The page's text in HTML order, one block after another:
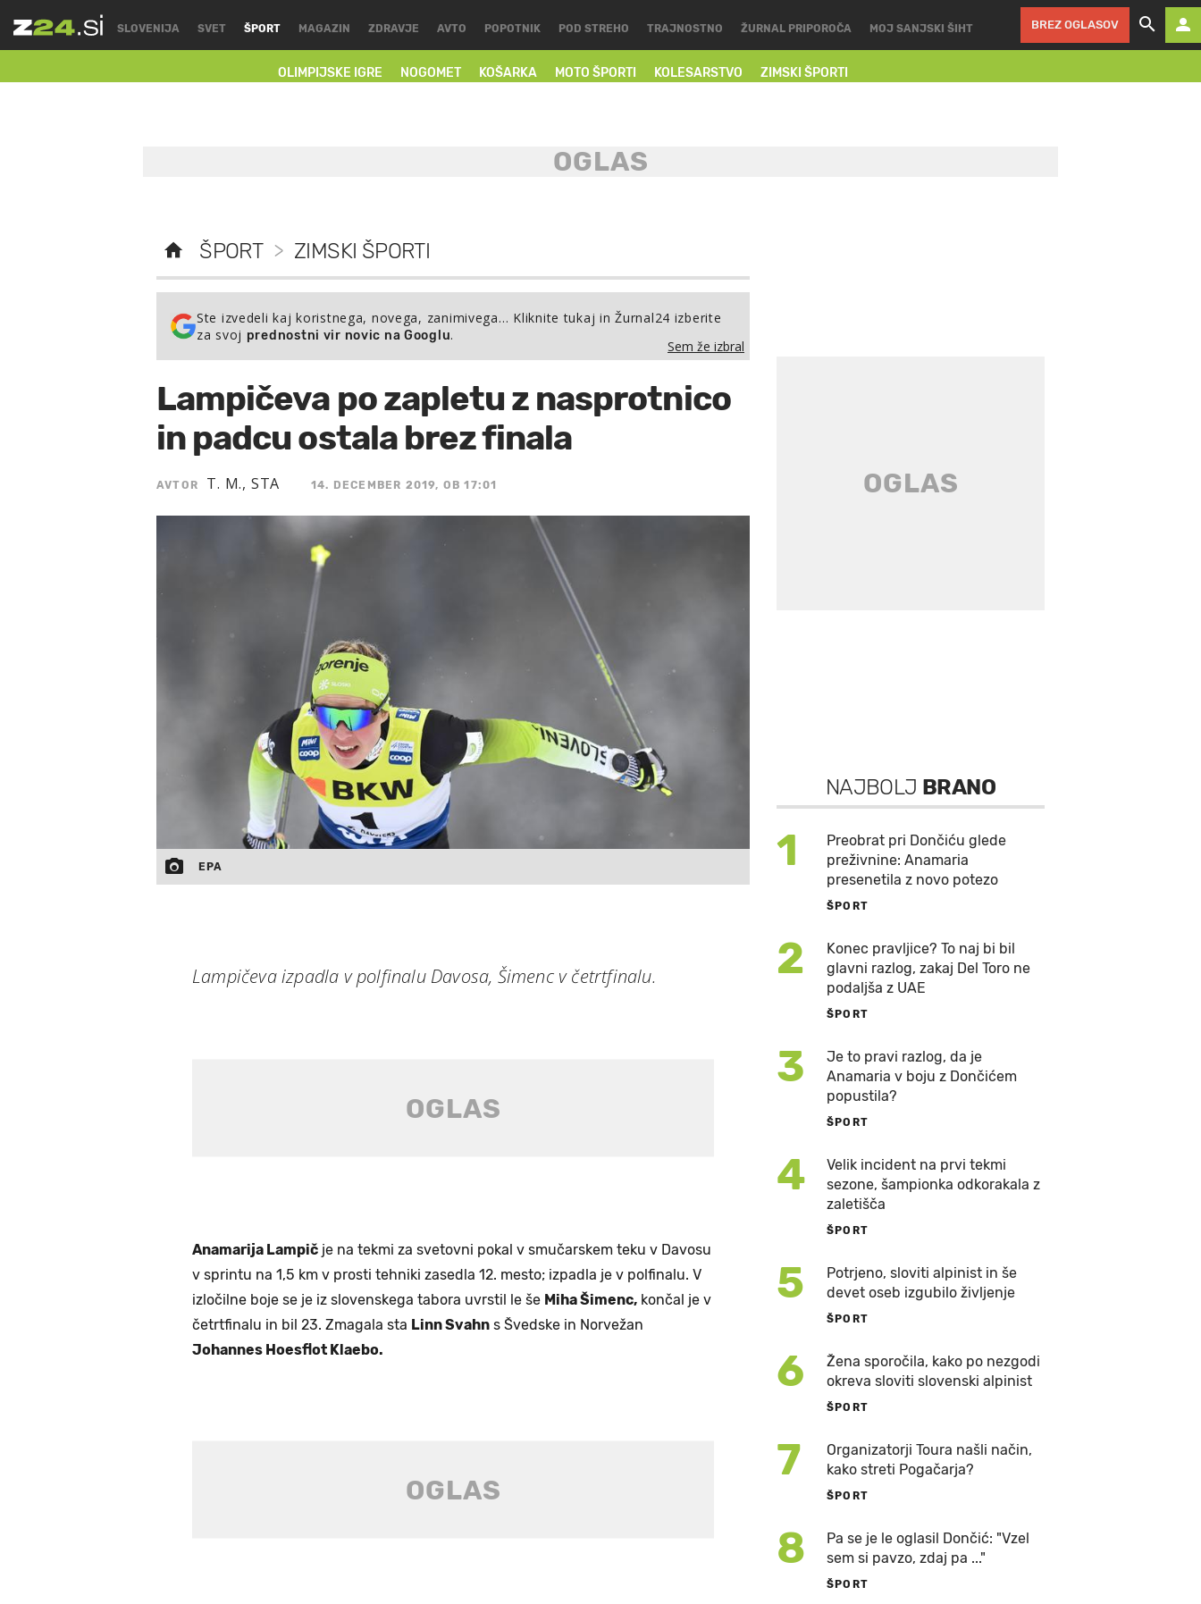
SLOVENIJA SVET ŠPORT
OLIMPIJSKE IGRE NOGOMET KOŠARKA MOTO ŠPORTI KOLESARSTVO ZIMSKI ŠPORTI
MAGAZIN ZDRAVJE AVTO POPOTNIK POD STREHO TRAJNOSTNO ŽURNAL PRIPOROČA MOJ SANJSKI ŠIHT BREZ OGLASOV
ŠPORT > ZIMSKI ŠPORTI
Ste izvedeli kaj koristnega, novega, zanimivega… Kliknite tukaj in Žurnal24 izberite
za svoj prednostni vir novic na Googlu.
Sem že izbral
Lampičeva po zapletu z nasprotnico
in padcu ostala brez finala
AVTOR T. M., STA 14. DECEMBER 2019, OB 17:01
EPA
Lampičeva izpadla v polfinalu Davosa, Šimenc v četrtfinalu.
Anamarija Lampič je na tekmi za svetovni pokal v smučarskem teku v Davosu
v sprintu na 1,5 km v prosti tehniki zasedla 12. mesto; izpadla je v polfinalu. V
izločilne boje se je iz slovenskega tabora uvrstil le še Miha Šimenc, končal je v
četrtfinalu in bil 23. Zmagala sta Linn Svahn s Švedske in Norvežan
Johannes Hoesflot Klaebo.
NAJBOLJ BRANO
1
Preobrat pri Dončiću glede
preživnine: Anamaria
presenetila z novo potezo
ŠPORT
2
Konec pravljice? To naj bi bil
glavni razlog, zakaj Del Toro ne
podaljša z UAE
ŠPORT
3
Je to pravi razlog, da je
Anamaria v boju z Dončićem
popustila?
ŠPORT
4
Velik incident na prvi tekmi
sezone, šampionka odkorakala z
zaletišča
ŠPORT
5
Potrjeno, sloviti alpinist in še
devet oseb izgubilo življenje
ŠPORT
6
Žena sporočila, kako po nezgodi
okreva sloviti slovenski alpinist
ŠPORT
7
Organizatorji Toura našli način,
kako streti Pogačarja?
ŠPORT
8
Pa se je le oglasil Dončić: "Vzel
sem si pavzo, zdaj pa ..."
ŠPORT